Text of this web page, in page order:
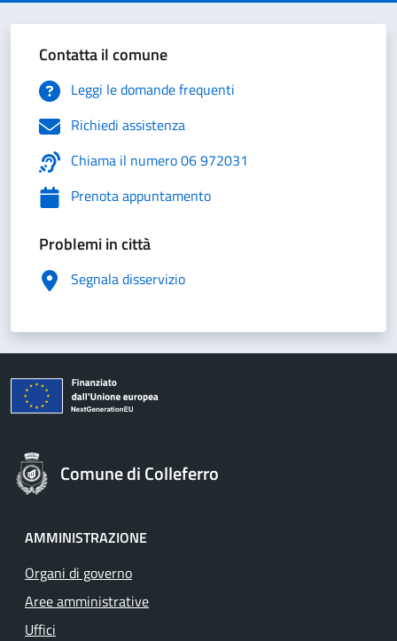
Contatta il comune
Leggi le domande frequenti
Richiedi assistenza
Chiama il numero 06 972031
Prenota appuntamento
Problemi in città
Segnala disservizio
Comune di Colleferro
AMMINISTRAZIONE
Organi di governo
Aree amministrative
Uffici